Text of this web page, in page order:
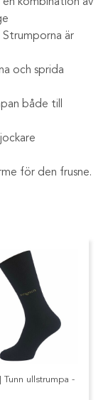
är
och sprida
både till
för den frusne.
Tunn ullstrumpa -